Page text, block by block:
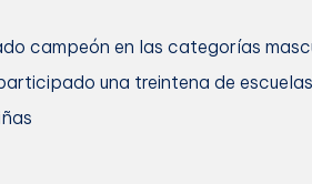
campeón en las categorías
una treintena de